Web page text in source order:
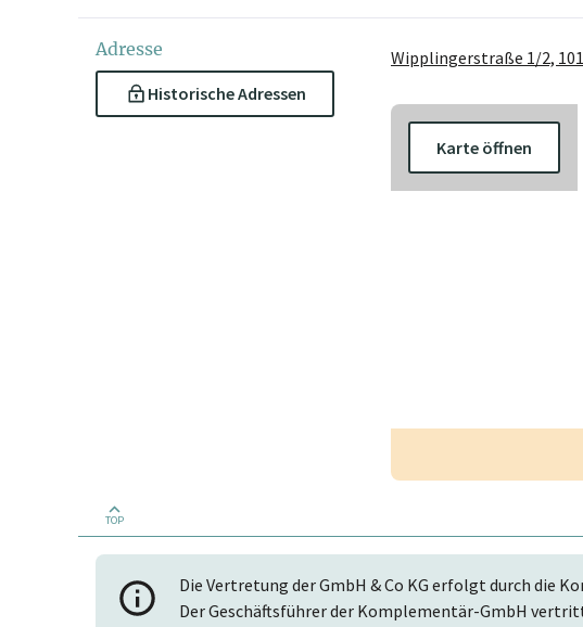
Adresse
Historische Adressen
Wipplingerstraße 1/2,
Karte öffnen
TOP
Die Vertretung der GmbH & Co KG erfolgt durch die
Der Geschäftsführer der Komplementär-GmbH